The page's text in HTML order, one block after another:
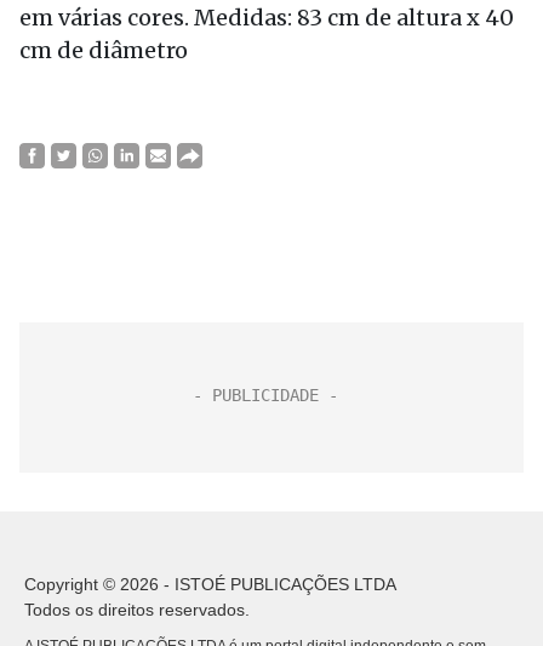
em várias cores. Medidas: 83 cm de altura x 40
cm de diâmetro
Copyright © 2026 - ISTOÉ PUBLICAÇÕES LTDA
Todos os direitos reservados.